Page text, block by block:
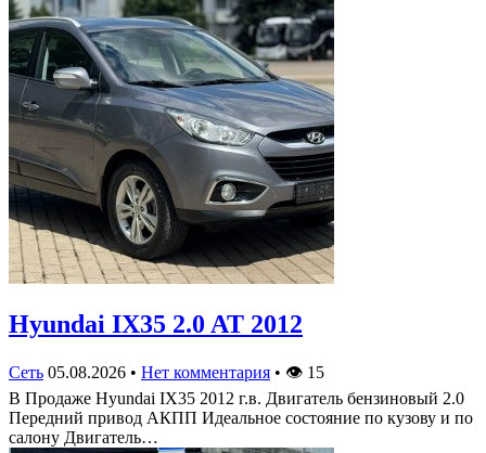
Hyundai IX35 2.0 AT 2012
Сеть 05.08.2026 • Нет комментария • 👁 15
В Продаже Hyundai IX35 2012 г.в. Двигатель бензиновый 2.0
Передний привод АКПП Идеальное состояние по кузову и по
салону Двигатель…